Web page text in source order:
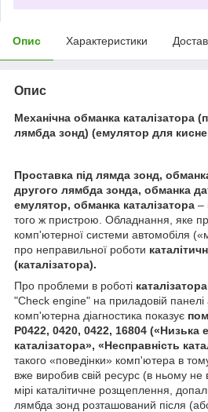
Опис Характеристики
Опис
Механічна обманка каталізатора
лямбда зонд) (емулятор для
Проставка під лямда зонд,
другого лямбда зонда, обманка
емулятор, обманка каталізатора –
того ж пристрою. Обладнання, яке
комп'ютерної системи автомобіля
про неправильної роботи
(каталізатора).
Про проблеми в роботі каталізатора
"Check engine" на приладовій панелі
комп'ютерна діагностика показує
P0422, 0420, 0422, 16804 («Низька
каталізатора», «Несправність
такого «поведінки» комп'ютера в
вже виробив свій ресурс (в ньому не
мірі каталітичне розщеплення,
лямбда зонд розташований після